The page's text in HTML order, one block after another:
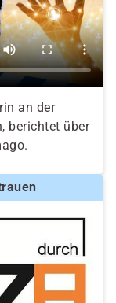
an der
berichtet über